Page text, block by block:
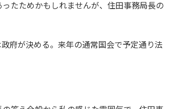
たためかもしれませんが、住田事務局長の
府が決める。来年の通常国会で予定通り法